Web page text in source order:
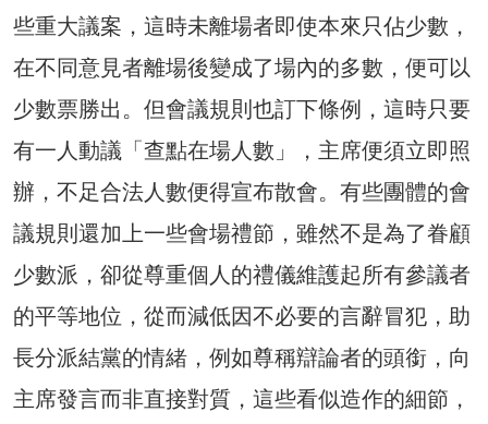
些重大議案，這時未離場者即使本來只佔少數，
在不同意見者離場後變成了場內的多數，便可以
少數票勝出。但會議規則也訂下條例，這時只要
有一人動議「查點在場人數」，主席便須立即照
辦，不足合法人數便得宣布散會。有些團體的會
議規則還加上一些會場禮節，雖然不是為了眷顧
少數派，卻從尊重個人的禮儀維護起所有參議者
的平等地位，從而減低因不必要的言辭冒犯，助
長分派結黨的情緒，例如尊稱辯論者的頭銜，向
主席發言而非直接對質，這些看似造作的細節，